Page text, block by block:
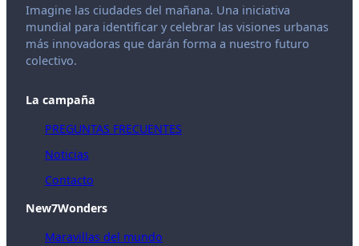
Imagine las ciudades del mañana. Una iniciativa
mundial para identificar y celebrar las visiones urbanas
más innovadoras que darán forma a nuestro futuro
colectivo.
La campaña
PREGUNTAS FRECUENTES
Noticias
Contacto
New7Wonders
Maravillas del mundo